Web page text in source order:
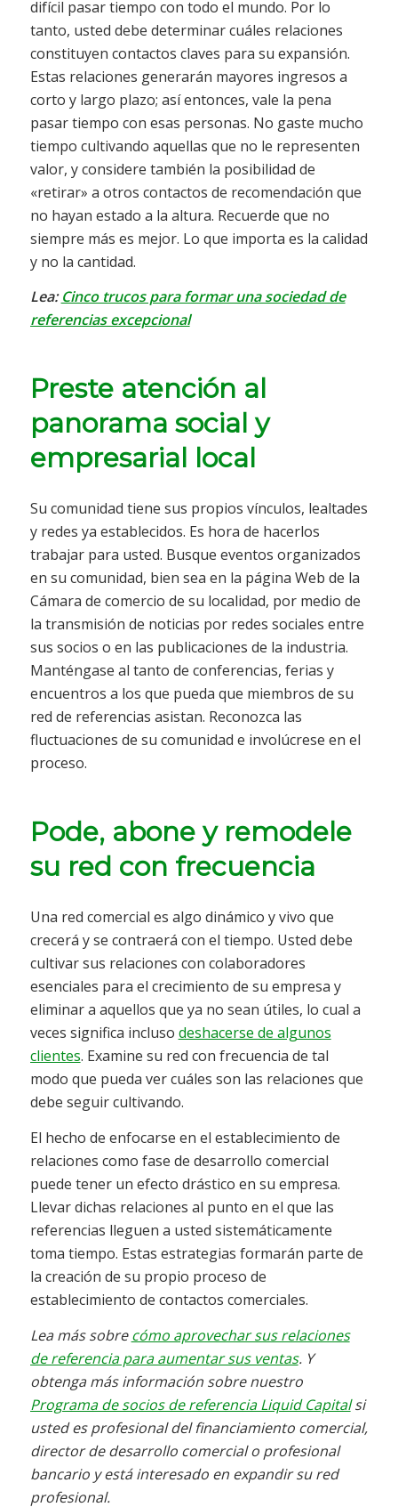
difícil pasar tiempo con todo el mundo. Por lo
tanto, usted debe determinar cuáles relaciones
constituyen contactos claves para su expansión.
Estas relaciones generarán mayores ingresos a
corto y largo plazo; así entonces, vale la pena
pasar tiempo con esas personas. No gaste mucho
tiempo cultivando aquellas que no le representen
valor, y considere también la posibilidad de
«retirar» a otros contactos de recomendación que
no hayan estado a la altura. Recuerde que no
siempre más es mejor. Lo que importa es la calidad
y no la cantidad.
Lea:Cinco trucos para formar una sociedad de
referencias excepcional
Preste atención al
panorama social y
empresarial local
Su comunidad tiene sus propios vínculos, lealtades
y redes ya establecidos. Es hora de hacerlos
trabajar para usted. Busque eventos organizados
en su comunidad, bien sea en la página Web de la
Cámara de comercio de su localidad, por medio de
la transmisión de noticias por redes sociales entre
sus socios o en las publicaciones de la industria.
Manténgase al tanto de conferencias, ferias y
encuentros a los que pueda que miembros de su
red de referencias asistan. Reconozca las
fluctuaciones de su comunidad e involúcrese en el
proceso.
Pode, abone y remodele
su red con frecuencia
Una red comercial es algo dinámico y vivo que
crecerá y se contraerá con el tiempo. Usted debe
cultivar sus relaciones con colaboradores
esenciales para el crecimiento de su empresa y
eliminar a aquellos que ya no sean útiles, lo cual a
veces significa incluso deshacerse de algunos
clientes. Examine su red con frecuencia de tal
modo que pueda ver cuáles son las relaciones que
debe seguir cultivando.
El hecho de enfocarse en el establecimiento de
relaciones como fase de desarrollo comercial
puede tener un efecto drástico en su empresa.
Llevar dichas relaciones al punto en el que las
referencias lleguen a usted sistemáticamente
toma tiempo. Estas estrategias formarán parte de
la creación de su propio proceso de
establecimiento de contactos comerciales.
Lea más sobrecómo aprovechar sus relaciones
de referencia para aumentar sus ventas. Y
obtenga más información sobre nuestro
Programa de socios de referencia Liquid Capitalsi
usted es profesional del financiamiento comercial,
director de desarrollo comercial o profesional
bancario y está interesado en expandir su red
profesional.